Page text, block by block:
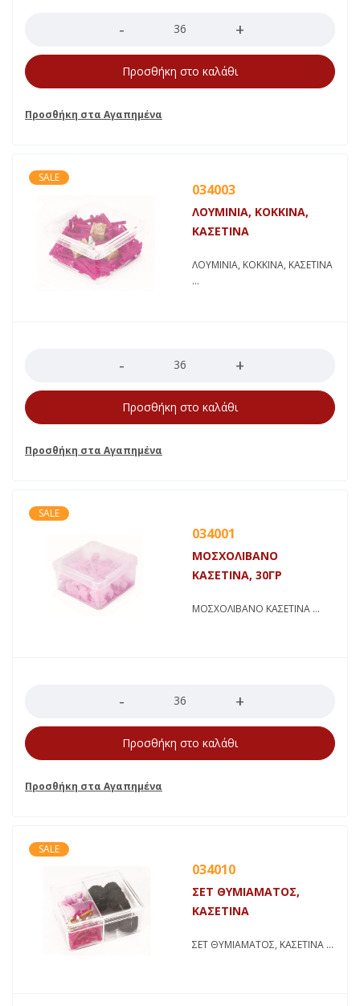
Προσθήκη στο καλάθι
SALE
034003
ΛΟΥΜΙΝΙΑ, ΚΟΚΚΙΝΑ,
ΚΑΣΕΤΙΝΑ
ΛΟΥΜΙΝΙΑ, ΚΟΚΚΙΝΑ, ΚΑΣΕΤΙΝΑ
Προσθήκη στο καλάθι
SALE
034001
ΜΟΣΧΟΛΙΒΑΝΟ
ΚΑΣΕΤΙΝΑ, 30ΓΡ
ΜΟΣΧΟΛΙΒΑΝΟ ΚΑΣΕΤΙΝΑ
Προσθήκη στο καλάθι
SALE
034010
ΣΕΤ ΘΥΜΙΑΜΑΤΟΣ,
ΚΑΣΕΤΙΝΑ
ΣΕΤ ΘΥΜΙΑΜΑΤΟΣ, ΚΑΣΕΤΙΝΑ